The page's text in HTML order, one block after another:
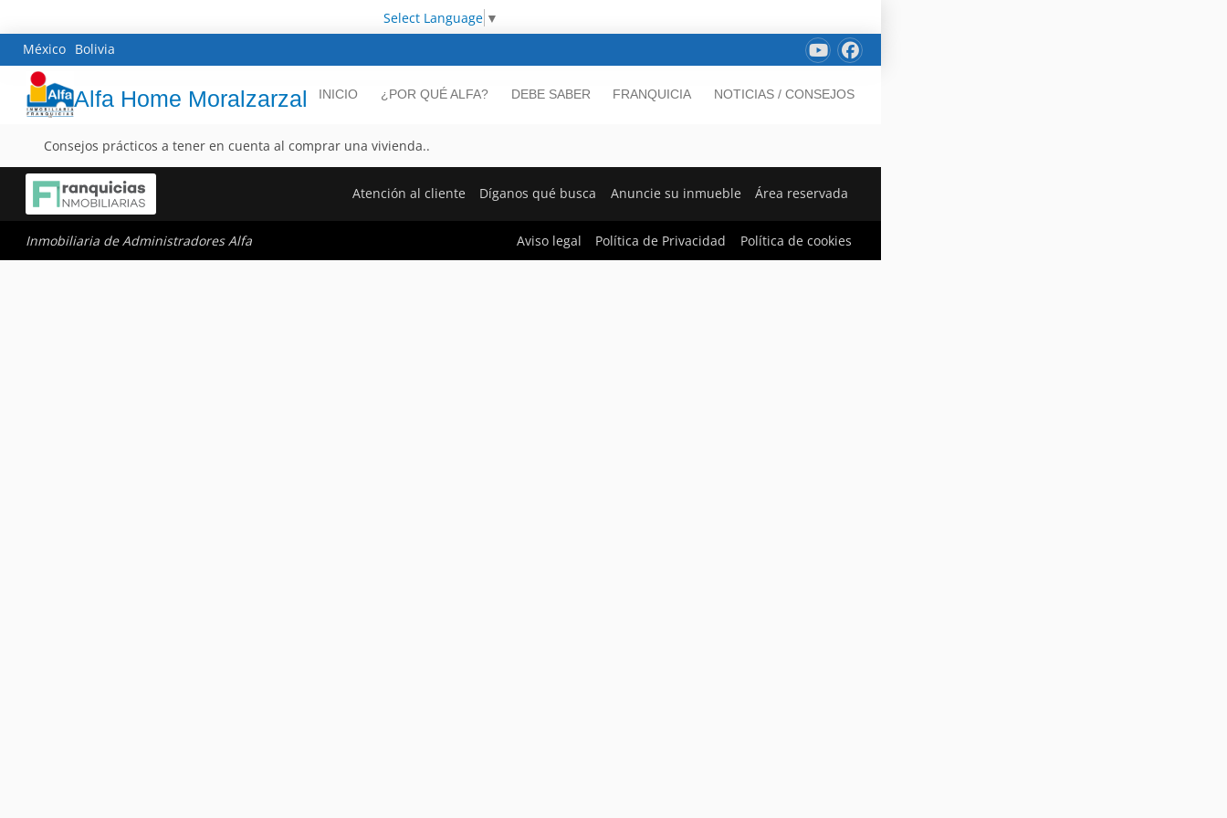
Select Language ▼
México Bolivia
Alfa Home Moralzarzal INICIO ¿POR QUÉ ALFA? DEBE SABER FRANQUICIA NOTICIAS / CONSEJOS
Consejos prácticos a tener en cuenta al comprar una vivienda..
Atención al cliente Díganos qué busca Anuncie su inmueble Área reservada
Inmobiliaria de Administradores Alfa Aviso legal Política de Privacidad Política de cookies